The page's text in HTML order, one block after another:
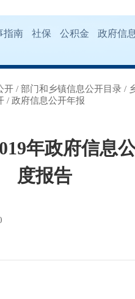
指南 社保 公积金 政府信
开 / 部门和乡镇信息公开目录 /
/ 政府信息公开年报
年政府信息
度报告